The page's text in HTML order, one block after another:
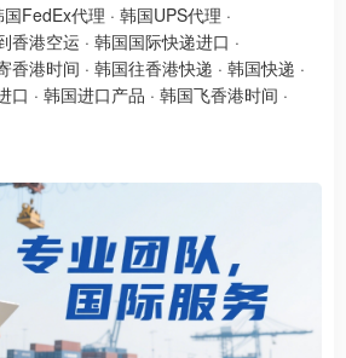
国FedEx代理 · 韩国UPS代理 ·
香港空运 · 韩国国际快递进口 ·
香港时间 · 韩国往香港快递 · 韩国快递 ·
口 · 韩国进口产品 · 韩国飞香港时间 ·